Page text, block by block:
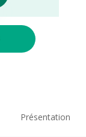
Présentation